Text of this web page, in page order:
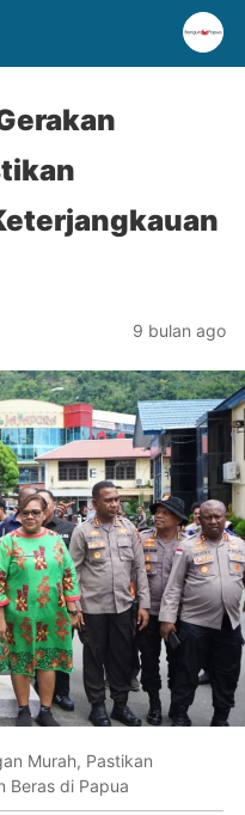
9 bulan ago
Murah, Pastikan
Beras di Papua